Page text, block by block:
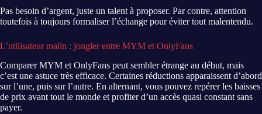
Pas besoin d’argent, juste un talent à proposer. Par contre, attention
toutefois à toujours formaliser l’échange pour éviter tout malentendu.
L’utilisateur malin : jongler entre MYM et OnlyFans
Comparer MYM et OnlyFans peut sembler étrange au début, mais
c’est une astuce très efficace. Certaines réductions apparaissent d’abord
sur l’une, puis sur l’autre. En alternant, vous pouvez repérer les baisses
de prix avant tout le monde et profiter d’un accès quasi constant sans
payer.